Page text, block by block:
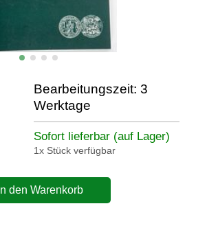
In den Warenkorb
Bearbeitungszeit: 3
Werktage
Sofort lieferbar (auf Lager)
1x Stück verfügbar